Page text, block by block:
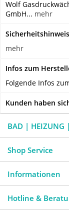
Wolf
GmbH... mehr
mehr
Infos zum
Folgende Infos
Kunden haben
BAD | HEIZUNG
Shop Service
Informationen
Hotline &